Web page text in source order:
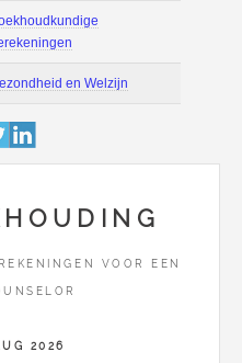
Prijsopgave
berekeningen
VOOR EEN
2026